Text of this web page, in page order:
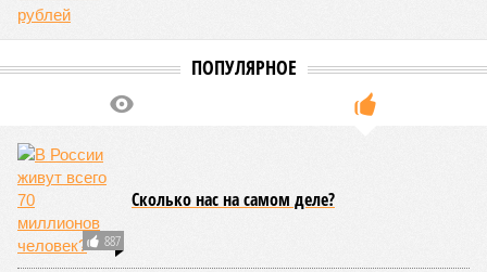
ПОПУЛЯРНОЕ
887
Сколько нас на самом деле?